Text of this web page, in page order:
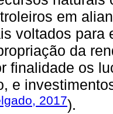
em
voltados para
da
finalidade os
e
2017).